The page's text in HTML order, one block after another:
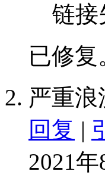
链接
已修复
严重浪
回复 |
2021